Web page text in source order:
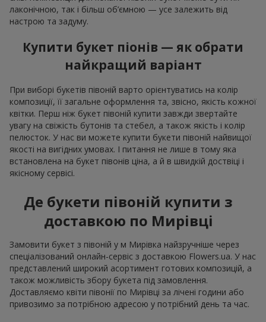
лаконічною, так і більш об’ємною — усе залежить від
настрою та задуму.
Купити букет піонів — як обрати
найкращий варіант
При виборі букетів півоній варто орієнтуватись на колір
композиції, її загальне оформлення та, звісно, якість кожної
квітки. Перш ніж букет півоній купити завжди звертайте
увагу на свіжість бутонів та стебел, а також якість і колір
пелюсток. У нас ви можете купити букети півоній найвищої
якості на вигідних умовах. І питання не лише в тому яка
встановлена на букет півонів ціна, а й в швидкій доствіці і
якісному сервісі.
Де букети півоній купити з
доставкою по Мирівці
Замовити букет з півоній у м Мирівка найзручніше через
спеціалізований онлайн-сервіс з доставкою Flowers.ua. У нас
представлений широкий асортимент готових композицій, а
також можливість збору букета під замовлення.
Доставляємо квіти півонії по Мирівці за лічені години або
привозимо за потрібною адресою у потрібний день та час.